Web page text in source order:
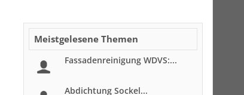
Meistgelesene Themen
Fassadenreinigung WDVS:...
Abdichtung Sockel...